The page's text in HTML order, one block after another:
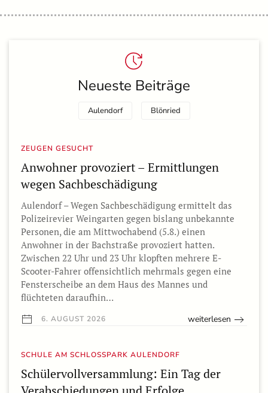
Neueste Beiträge
Aulendorf Blönried
ZEUGEN GESUCHT
Anwohner provoziert – Ermittlungen
wegen Sachbeschädigung
Aulendorf – Wegen Sachbeschädigung ermittelt das
Polizeirevier Weingarten gegen bislang unbekannte
Personen, die am Mittwochabend (5.8.) einen
Anwohner in der Bachstraße provoziert hatten.
Zwischen 22 Uhr und 23 Uhr klopften mehrere E-
Scooter-Fahrer offensichtlich mehrmals gegen eine
Fensterscheibe an dem Haus des Mannes und
flüchteten daraufhin…
6. AUGUST 2026 weiterlesen
SCHULE AM SCHLOSSPARK AULENDORF
Schülervollversammlung: Ein Tag der